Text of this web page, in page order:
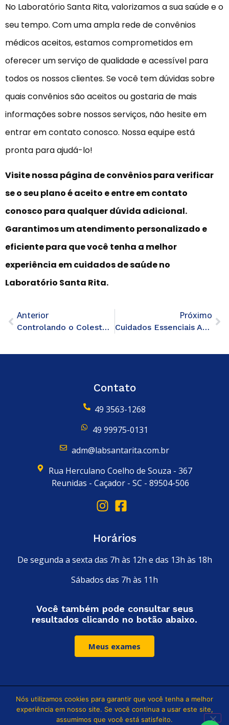
No Laboratório Santa Rita, valorizamos a sua saúde e o
seu tempo. Com uma ampla rede de convênios
médicos aceitos, estamos comprometidos em
oferecer um serviço de qualidade e acessível para
todos os nossos clientes. Se você tem dúvidas sobre
quais convênios são aceitos ou gostaria de mais
informações sobre nossos serviços, não hesite em
entrar em contato conosco. Nossa equipe está
pronta para ajudá-lo!
Visite nossa página de convênios para verificar
se o seu plano é aceito e entre em contato
conosco para qualquer dúvida adicional.
Garantimos um atendimento personalizado e
eficiente para que você tenha a melhor
experiência em cuidados de saúde no
Laboratório Santa Rita.
Anterior
Controlando o Colesterol Através dos Exames Laboratoriais
Próximo
Cuidados Essenciais Após Exames Laboratoriais
Contato
49 3563-1268
49 99975-0131
adm@labsantarita.com.br
Rua Herculano Coelho de Souza - 367
Reunidas - Caçador - SC - 89504-506
Horários
De segunda a sexta das 7h às 12h e das 13h às 18h
Sábados das 7h às 11h
Você também pode consultar seus
resultados clicando no botão abaixo.
Meus exames
Leia nossa política de privacidade
Nós utilizamos cookies para garantir que você tenha a melhor
experiência em nosso site. Se você continua a usar este site,
assumimos que você está satisfeito.